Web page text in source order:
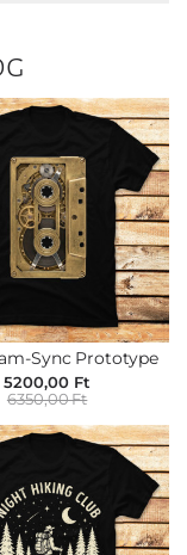
Sync Prototype
5200,00 Ft
6350,00 Ft